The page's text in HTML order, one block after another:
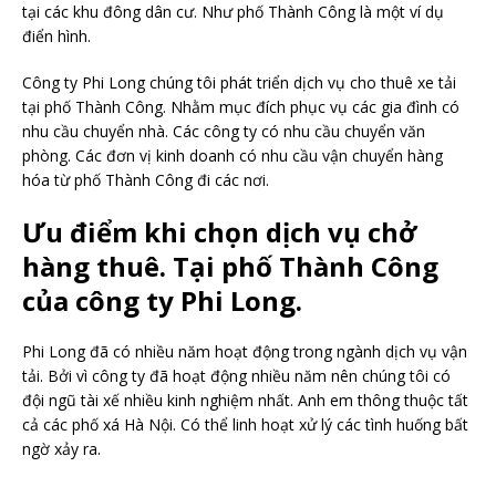
tại các khu đông dân cư. Như phố Thành Công là một ví dụ
điển hình.
Công ty Phi Long chúng tôi phát triển dịch vụ cho thuê xe tải
tại phố Thành Công. Nhằm mục đích phục vụ các gia đình có
nhu cầu chuyển nhà. Các công ty có nhu cầu chuyển văn
phòng. Các đơn vị kinh doanh có nhu cầu vận chuyển hàng
hóa từ phố Thành Công đi các nơi.
Ưu điểm khi chọn dịch vụ chở
hàng thuê. Tại phố Thành Công
của công ty Phi Long.
Phi Long đã có nhiều năm hoạt động trong ngành dịch vụ vận
tải. Bởi vì công ty đã hoạt động nhiều năm nên chúng tôi có
đội ngũ tài xế nhiều kinh nghiệm nhất. Anh em thông thuộc tất
cả các phố xá Hà Nội. Có thể linh hoạt xử lý các tình huống bất
ngờ xảy ra.